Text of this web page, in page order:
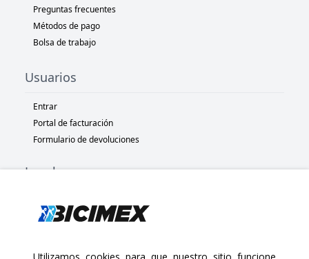
Preguntas frecuentes
Métodos de pago
Bolsa de trabajo
Usuarios
Entrar
Portal de facturación
Formulario de devoluciones
Legal
Políticas de privacidad
Políticas de devolución